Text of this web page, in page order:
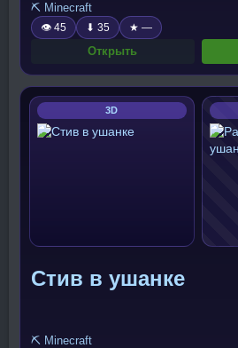
⛏️ Minecraft
👁 45 ⬇ 35 ★ —
Открыть
3D
Стив в ушанке
⛏️ Minecraft